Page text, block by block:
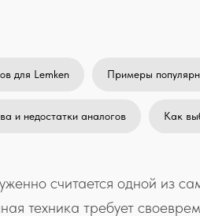
для Lemken Примеры
и недостатки аналогов Как
считается одной из
техника требует